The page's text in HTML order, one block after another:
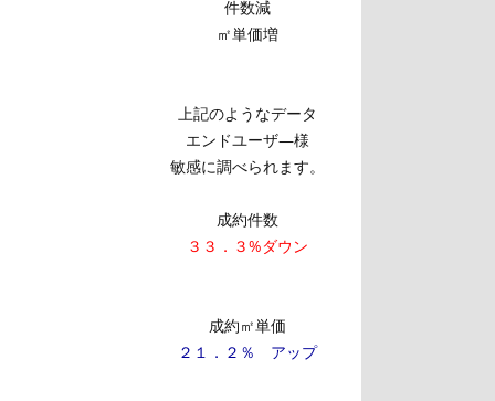
件数減
㎡単価増
上記のようなデータ
エンドユーザ―様
敏感に調べられます。
成約件数
３３．３%ダウン
成約㎡単価
２１．２％ アップ